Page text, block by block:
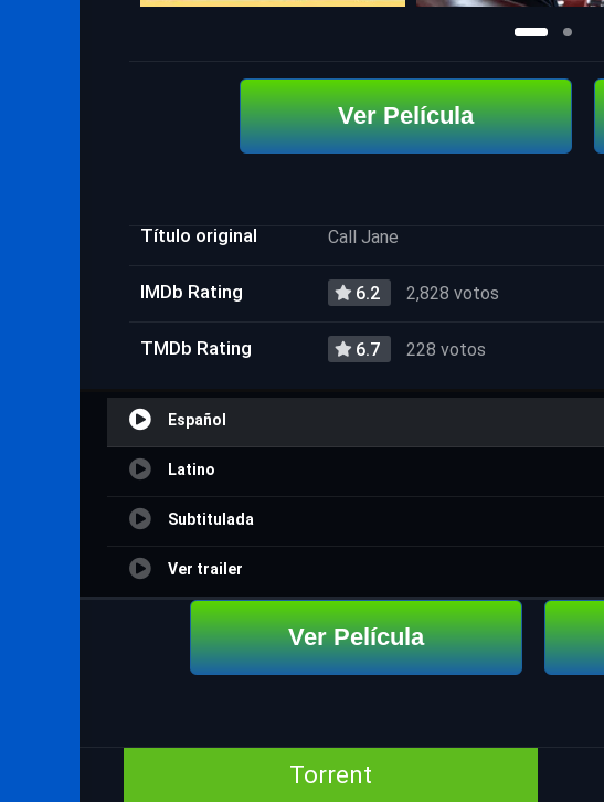
Ver Película
Título original Call Jane
IMDb Rating 6.2 2,828 votos
TMDb Rating 6.7 228 votos
Español
Latino
Subtitulada
Ver trailer
Ver Película
Torrent